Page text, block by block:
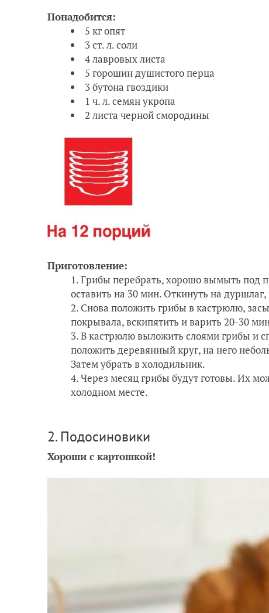
Понадобится:
5 кг опят
3 ст. л. соли
4 лавровых листа
5 горошин душистого перца
3 бутона гвоздики
1 ч. л. семян укропа
2 листа черной смородины
Приготовление:
Грибы перебрать, хорошо вымыть под
оставить на 30 мин. Откинуть на
Снова положить грибы в кастрюлю,
покрывала, вскипятить и варить 20-30
В кастрюлю выложить слоями грибы и
положить деревянный круг, на него
Затем убрать в холодильник.
Через месяц грибы будут готовы. Их
холодном месте.
2. Подосиновики
Хороши с картошкой!